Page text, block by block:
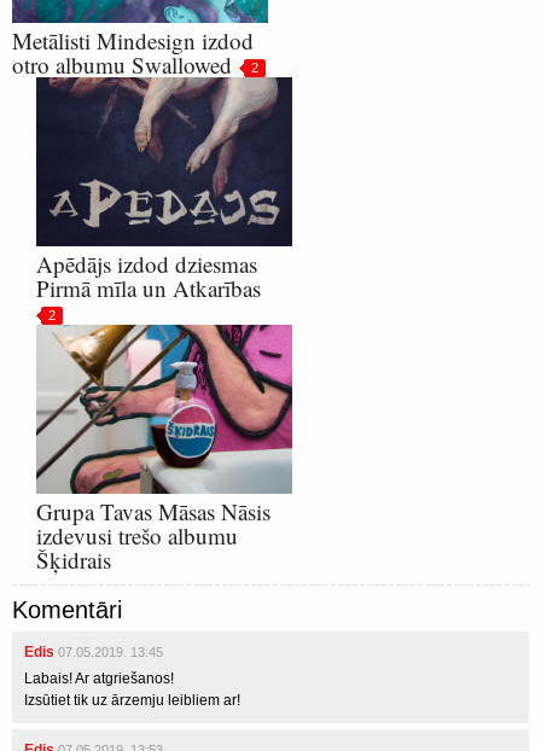
Metālisti Mindesign izdod
otro albumu Swallowed
2
Apēdājs izdod dziesmas
Pirmā mīla un Atkarības
2
Grupa Tavas Māsas Nāsis
izdevusi trešo albumu
Šķidrais
Komentāri
Edis 07.05.2019. 13:45
Labais! Ar atgriešanos!
Izsūtiet tik uz ārzemju leibliem ar!